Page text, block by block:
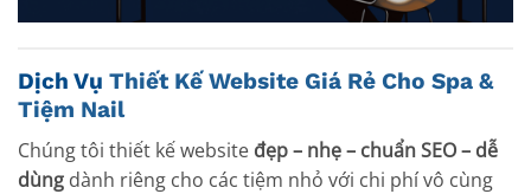
Dịch Vụ Thiết Kế Website Giá Rẻ Cho Spa &
Tiệm Nail
Chúng tôi thiết kế website đẹp – nhẹ – chuẩn SEO – dễ
dùng dành riêng cho các tiệm nhỏ với chi phí vô cùng